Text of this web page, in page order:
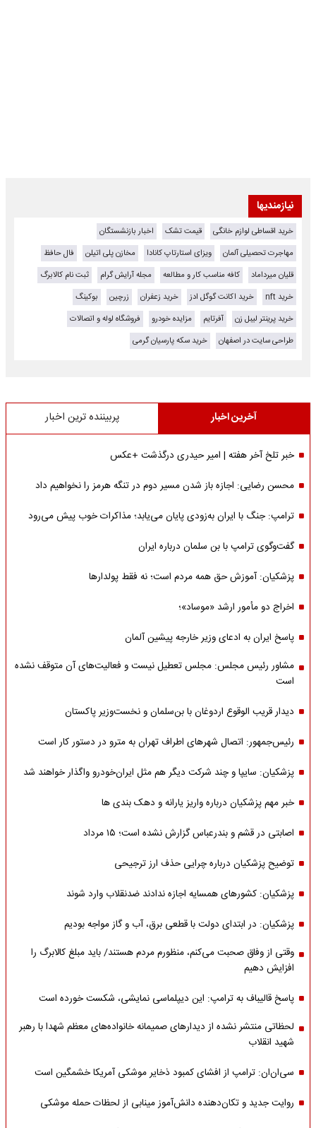
نیازمندیها
خرید اقساطی لوازم خانگی قیمت تشک
اخبار بازنشستگان
مهاجرت تحصیلی آلمان
ویزای استارتاپ کانادا مخازن پلی اتیلن
فال حافظ
قلیان میرداماد
کافه مناسب کار و مطالعه مجله آرایش گرام
ثبت نام کالابرگ
خرید nft
خرید اکانت گوگل ادز خرید زعفران زرچین
بوکینگ
خرید پرینتر لیبل زن
آفرتایم مزایده خودرو
فروشگاه لوله و اتصالات
طراحی سایت در اصفهان
خرید سکه پارسیان گرمی
آخرین اخبار پربیننده ترین اخبار
خبر تلخ آخر هفته | امیر حیدری درگذشت +عکس
محسن رضایی: اجازه باز شدن مسیر دوم در تنگه هرمز را نخواهیم داد
ترامپ: جنگ با ایران به‌زودی پایان می‌یابد؛ مذاکرات خوب پیش می‌رود
گفت‌وگوی ترامپ با بن سلمان درباره ایران
پزشکیان: آموزش حق همه مردم است؛ نه فقط پولدارها
اخراج دو مأمور ارشد «موساد»؛
پاسخ ایران به ادعای وزیر خارجه پیشین آلمان
مشاور رئیس مجلس: مجلس تعطیل نیست و فعالیت‌های آن متوقف نشده
است
دیدار قریب الوقوع اردوغان با بن‌سلمان و نخست‌وزیر پاکستان
رئیس‌جمهور: اتصال شهرهای اطراف تهران به مترو در دستور کار است
پزشکیان: سایپا و چند شرکت دیگر هم مثل ایران‌خودرو واگذار خواهند شد
خبر مهم پزشکیان درباره واریز یارانه و دهک بندی ها
اصابتی در قشم و بندرعباس گزارش نشده است؛ ۱۵ مرداد
توضیح پزشکیان درباره چرایی حذف ارز ترجیحی
پزشکیان: کشورهای همسایه اجازه ندادند ضدنقلاب وارد شوند
پزشکیان: در ابتدای دولت با قطعی برق، آب و گاز مواجه بودیم
وقتی از وفاق صحبت می‌کنم، منظورم مردم هستند/ باید مبلغ کالابرگ را
افزایش دهیم
پاسخ قالیباف به ترامپ: این دیپلماسی نمایشی، شکست خورده است
لحظاتی منتشر نشده از دیدارهای صمیمانه خانواده‌های معظم شهدا با رهبر
شهید انقلاب
سی‌ان‌ان: ترامپ از افشای کمبود ذخایر موشکی آمریکا خشمگین است
روایت جدید و تکان‌دهنده دانش‌آموز مینابی از لحظات حمله موشکی